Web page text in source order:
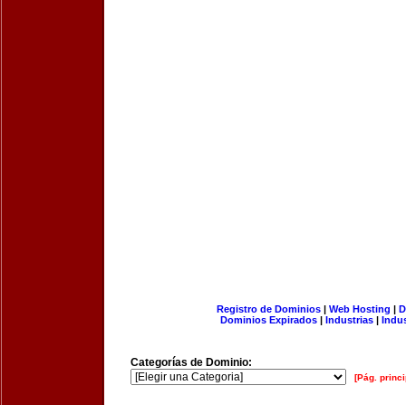
Registro de Dominios| Web Hosting |
Dominios Expirados | Industrias |
Categorías de Dominio:
[Pág.